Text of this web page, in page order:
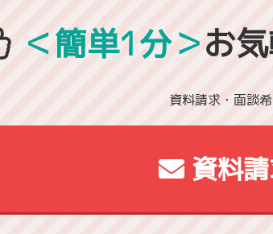
＜簡単1分＞お
資料請求・面談
資料